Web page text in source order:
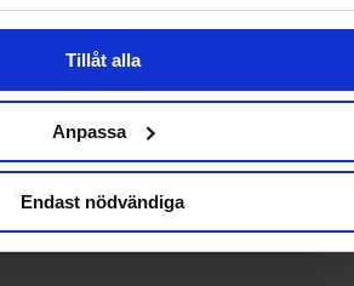
Tillåt alla
Anpassa
Endast nödvändiga